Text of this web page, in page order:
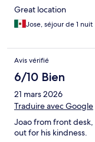
Great location
Jose, séjour de 1 nuit
Avis vérifié
6/10 Bien
21 mars 2026
Traduire avec Google
Joao from front desk,
out for his kindness.